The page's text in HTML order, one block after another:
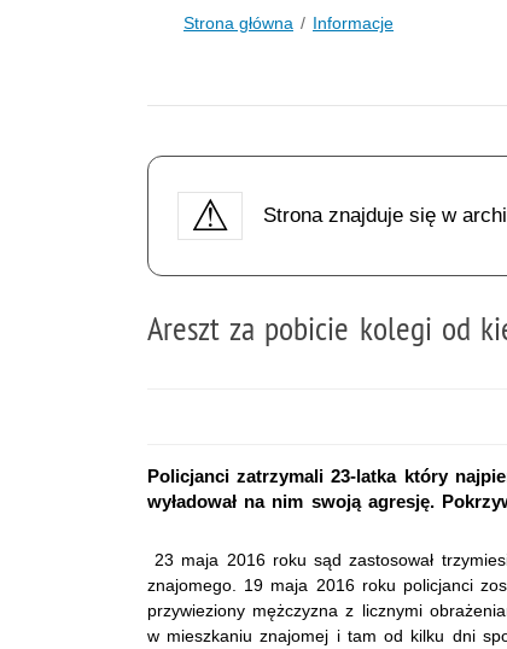
Strona główna Informacje
Strona znajduje się w
Areszt za pobicie kolegi od
Policjanci zatrzymali 23-latka który
wyładował na nim swoją agresję.
23 maja 2016 roku sąd zastosował
znajomego. 19 maja 2016 roku policjanci
przywieziony mężczyzna z licznymi
w mieszkaniu znajomej i tam od kilku dni